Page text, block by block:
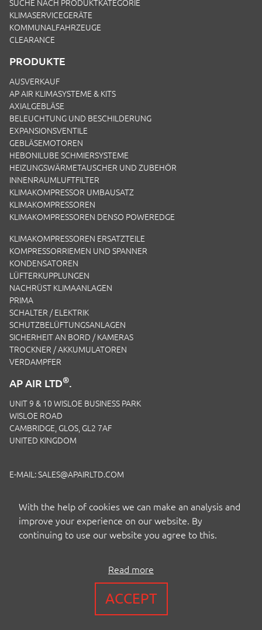
SUCHE NACH PRODUKTKATEGORIE
KLIMASERVICEGERÄTE
KOMMUNALFAHRZEUGE
CLEARANCE
PRODUKTE
AUSVERKAUF
AP AIR KLIMASYSTEME & KITS
AXIALGEBLÄSE
BELEUCHTUNG UND BESCHILDERUNG
EXPANSIONSVENTILE
GEBLÄSEMOTOREN
HEBONILUBE SCHMIERSYSTEME
HEIZUNGSWÄRMETAUSCHER UND ZUBEHÖR
INNENRAUMLUFTFILTER
KLIMAKOMPRESSOR UMBAUSATZ
KLIMAKOMPRESSOREN
KLIMAKOMPRESSOREN DENSO POWEREDGE
KLIMAKOMPRESSOREN ERSATZTEILE
KOMPRESSORRIEMEN UND SPANNER
KONDENSATOREN
LÜFTERKUPPLUNGEN
NACHRÜST KLIMAANLAGEN
PRIMA
SCHALTER / ELEKTRIK
SCHUTZBELÜFTUNGSANLAGEN
SICHERHEIT AN BORD / KAMERAS
TROCKNER / AKKUMULATOREN
VERDAMPFER
AP AIR LTD®.
UNIT 9 & 10 WISLOE BUSINESS PARK
WISLOE ROAD
CAMBRIDGE, GLOS, GL2 7AF
UNITED KINGDOM
E-MAIL:SALES@APAIRLTD.COM
With the help of cookies we can make an analysis and
improve your experience on our website. By
continuing to use our website you agree to this.
Read more
ACCEPT